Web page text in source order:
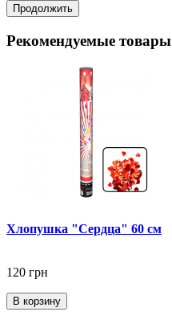
Продолжить
Рекомендуемые товары
Хлопушка "Сердца" 60 см
120 грн
В корзину